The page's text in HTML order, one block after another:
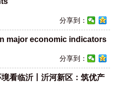
分享到：
major economic indicators
分享到：
看临沂丨沂河新区：筑优产